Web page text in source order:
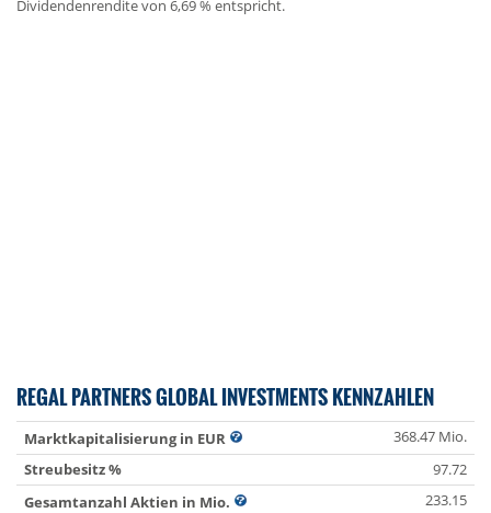
Dividendenrendite von 6,69 % entspricht.
REGAL PARTNERS GLOBAL INVESTMENTS KENNZAHLEN
Marktkapitalisierung in EUR
368.47 Mio.
Streubesitz %
97.72
Gesamtanzahl Aktien in Mio.
233.15